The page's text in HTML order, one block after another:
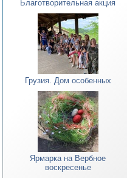
Благотворительная акция
Грузия. Дом особенных
Ярмарка на Вербное
воскресенье